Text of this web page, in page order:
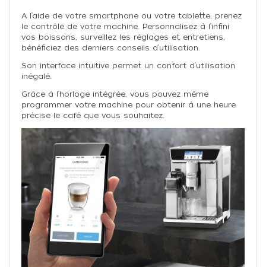
A l’aide de votre smartphone ou votre tablette, prenez
le contrôle de votre machine. Personnalisez à l’infini
vos boissons, surveillez les réglages et entretiens,
bénéficiez des derniers conseils d’utilisation.
Son interface intuitive permet un confort d’utilisation
inégalé.
Grâce à l’horloge intégrée, vous pouvez même
programmer votre machine pour obtenir à une heure
précise le café que vous souhaitez.